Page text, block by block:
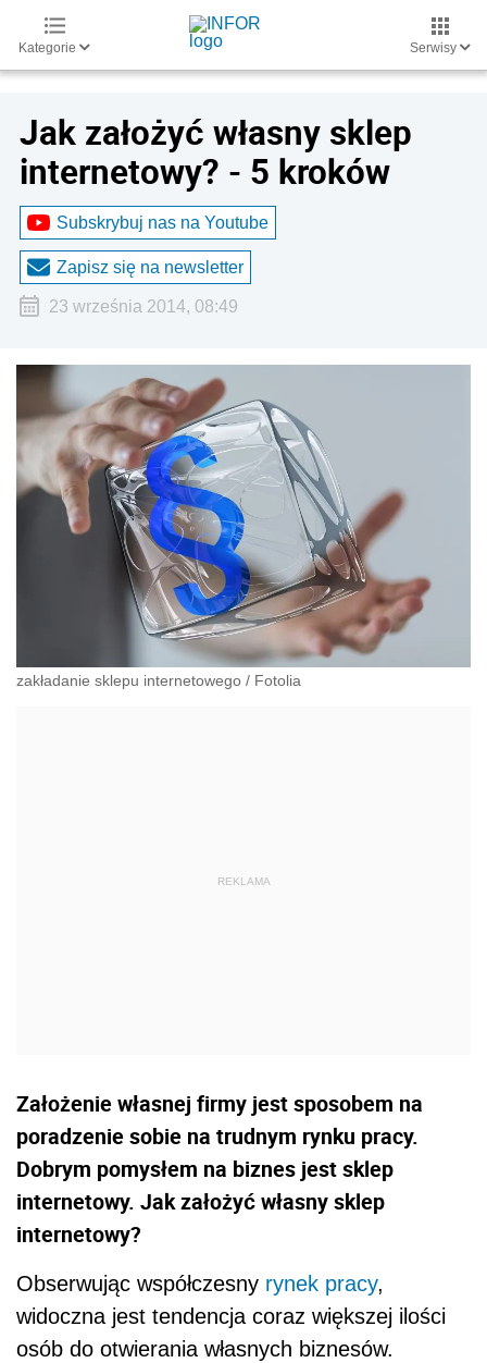
Kategorie Serwisy
Jak założyć własny sklep
internetowy? - 5 kroków
Subskrybuj nas na Youtube
Zapisz się na newsletter
23 września 2014, 08:49
zakładanie sklepu internetowego / Fotolia
Założenie własnej firmy jest sposobem na
poradzenie sobie na trudnym rynku pracy.
Dobrym pomysłem na biznes jest sklep
internetowy. Jak założyć własny sklep
internetowy?
Obserwując współczesny rynek pracy,
widoczna jest tendencja coraz większej ilości
osób do otwierania własnych biznesów.